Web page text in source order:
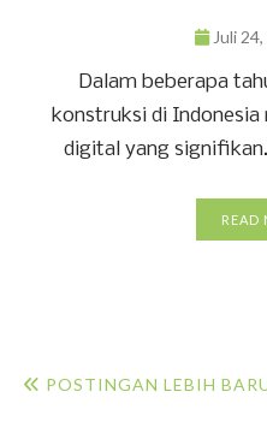
Juli
Dalam beberapa
konstruksi di
digital yang
READ
POSTINGAN LEBIH